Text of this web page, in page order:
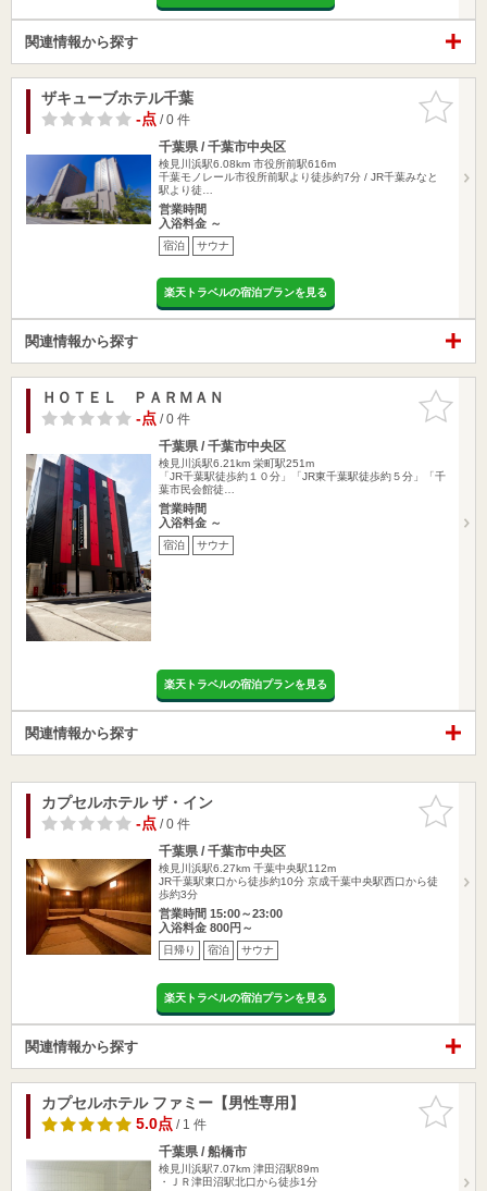
関連情報から探す
お気に入
りに追加
ザキューブホテル千葉
-点/ 0 件
千葉県 / 千葉市中央区
検見川浜駅6.08km 市役所前駅616m
千葉モノレール市役所前駅より徒歩約7分 / JR千葉みなと
駅より徒…
営業時間
入浴料金 ～
宿泊 サウナ
楽天トラベルの宿泊プランを見る
関連情報から探す
お気に入
りに追加
ＨＯＴＥＬ ＰＡＲＭＡＮ
-点/ 0 件
千葉県 / 千葉市中央区
検見川浜駅6.21km 栄町駅251m
「JR千葉駅徒歩約１０分」「JR東千葉駅徒歩約５分」「千
葉市民会館徒…
営業時間
入浴料金 ～
宿泊 サウナ
楽天トラベルの宿泊プランを見る
関連情報から探す
お気に入
りに追加
カプセルホテル ザ・イン
-点/ 0 件
千葉県 / 千葉市中央区
検見川浜駅6.27km 千葉中央駅112m
JR千葉駅東口から徒歩約10分 京成千葉中央駅西口から徒
歩約3分
営業時間 15:00～23:00
入浴料金 800円～
日帰り 宿泊 サウナ
楽天トラベルの宿泊プランを見る
関連情報から探す
お気に入
りに追加
カプセルホテル ファミー【男性専用】
5.0点/ 1 件
千葉県 / 船橋市
検見川浜駅7.07km 津田沼駅89m
・ＪＲ津田沼駅北口から徒歩1分